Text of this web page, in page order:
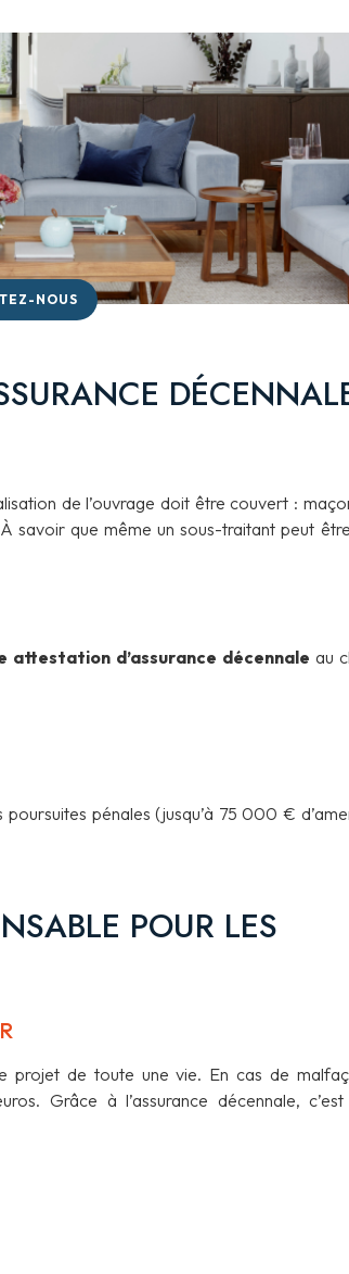
NOUS
de l’ouvrage doit être couvert :
savoir que même un sous-traitant peut
attestation d’assurance décennale au
pénales (jusqu’à 75 000 €
POUR LES
projet de toute une vie. En cas de
Grâce à l’assurance décennale, c’est